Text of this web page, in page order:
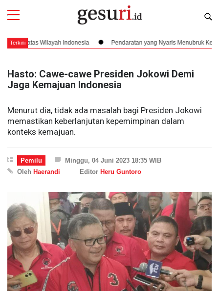
Terkini
Wilayah Indonesia Pendaratan yang Nyaris Menubruk Kerbau Hingga
Hasto: Cawe-cawe Presiden Jokowi Demi
Jaga Kemajuan Indonesia
Menurut dia, tidak ada masalah bagi Presiden Jokowi
memastikan keberlanjutan kepemimpinan dalam
konteks kemajuan.
Pemilu
Minggu, 04 Juni 2023 18:35 WIB
Oleh Haerandi Editor Heru Guntoro